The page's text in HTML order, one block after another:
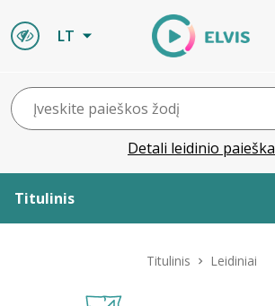
LT
Detali leidinio paieška
Titulinis
Titulinis Leidiniai